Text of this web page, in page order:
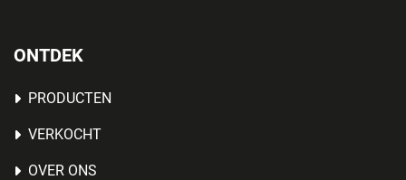
ONTDEK
PRODUCTEN
VERKOCHT
OVER ONS